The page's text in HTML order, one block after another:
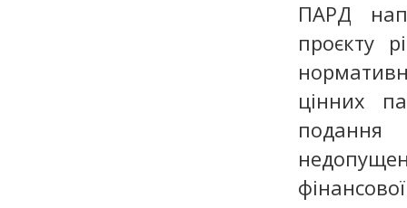
ПАРД
проєкту
цінних